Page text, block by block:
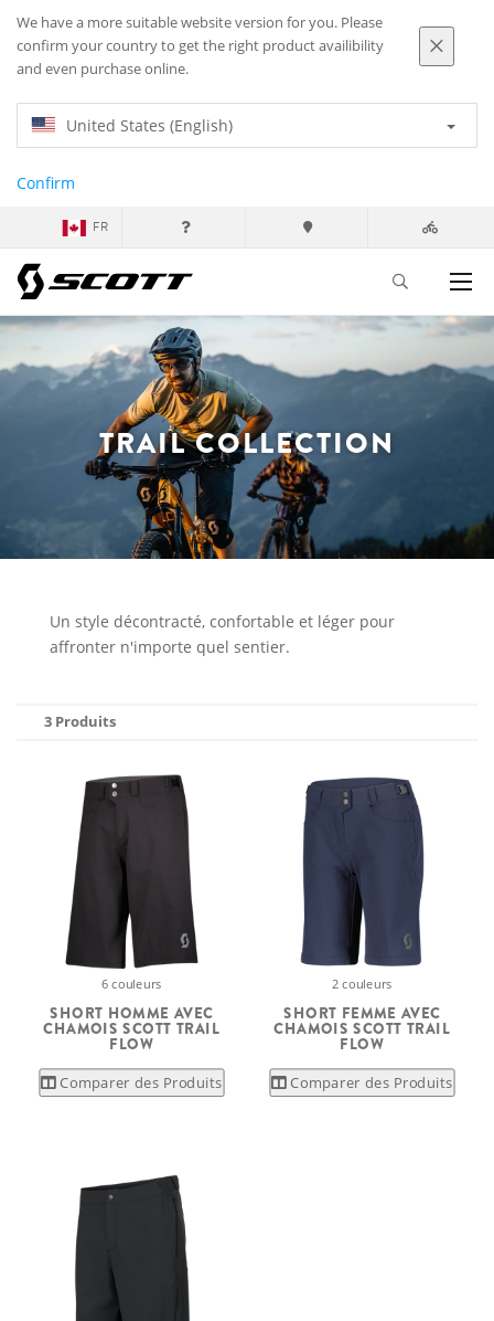
We have a more suitable website version for you. Please
confirm your country to get the right product availibility
and even purchase online.
United States (English)
Confirm
FR
TRAIL COLLECTION
Un style décontracté, confortable et léger pour
affronter n'importe quel sentier.
3 Produits
6 couleurs
SHORT HOMME AVEC
CHAMOIS SCOTT TRAIL
FLOW
Comparer des Produits
2 couleurs
SHORT FEMME AVEC
CHAMOIS SCOTT TRAIL
FLOW
Comparer des Produits